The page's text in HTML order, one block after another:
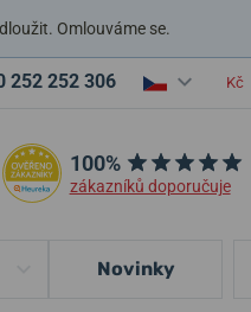
Omlouváme se.
252 252 306 Kč
100%
zákazníků doporučuje
Novinky